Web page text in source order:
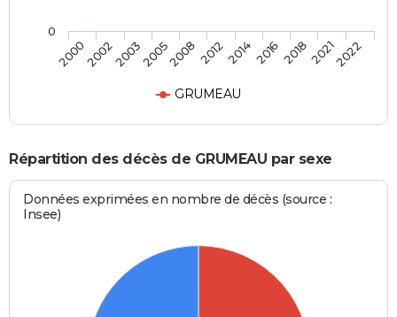
GRUMEAU
20002002200320052008201220142016201820212022
0
Répartition des décès de GRUMEAU par sexe
Données exprimées en nombre de décès (source :
Insee)